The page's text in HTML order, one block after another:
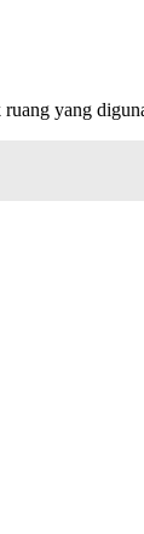
yang